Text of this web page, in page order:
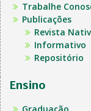
Trabalhe
Publicações
Revista
Informativo
Repositório
Ensino